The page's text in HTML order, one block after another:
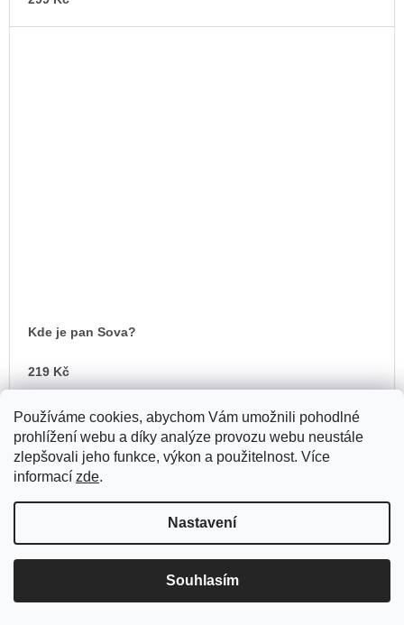
Používáme cookies, abychom Vám umožnili pohodlné
prohlížení webu a díky analýze provozu webu neustále
zlepšovali jeho funkce, výkon a použitelnost. Více
informací zde.
Nastavení
Souhlasím
Kde je pan Sova?
219 Kč